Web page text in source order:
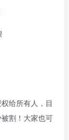
给所有人，目
割！大家也可